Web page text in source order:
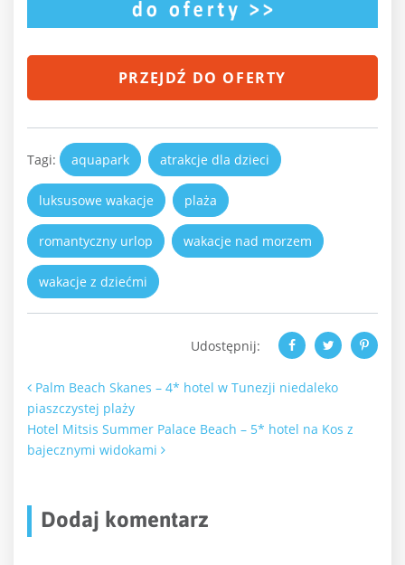
PRZEJDŹ DO OFERTY
Tagi: aquapark atrakcje dla dzieci
luksusowe wakacje plaża
romantyczny urlop wakacje nad morzem
wakacje z dziećmi
Udostępnij:
Nawigacja po artykułach
Palm Beach Skanes – 4* hotel w Tunezji niedaleko
piaszczystej plaży
Hotel Mitsis Summer Palace Beach – 5* hotel na Kos z
bajecznymi widokami
Dodaj komentarz